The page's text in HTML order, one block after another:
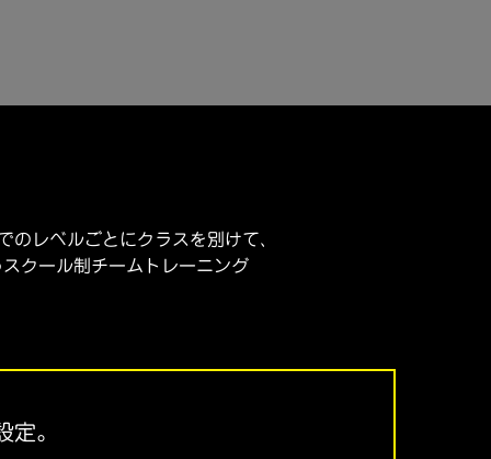
レベルごとにクラスを別けて、
クール制チームトレーニング
。